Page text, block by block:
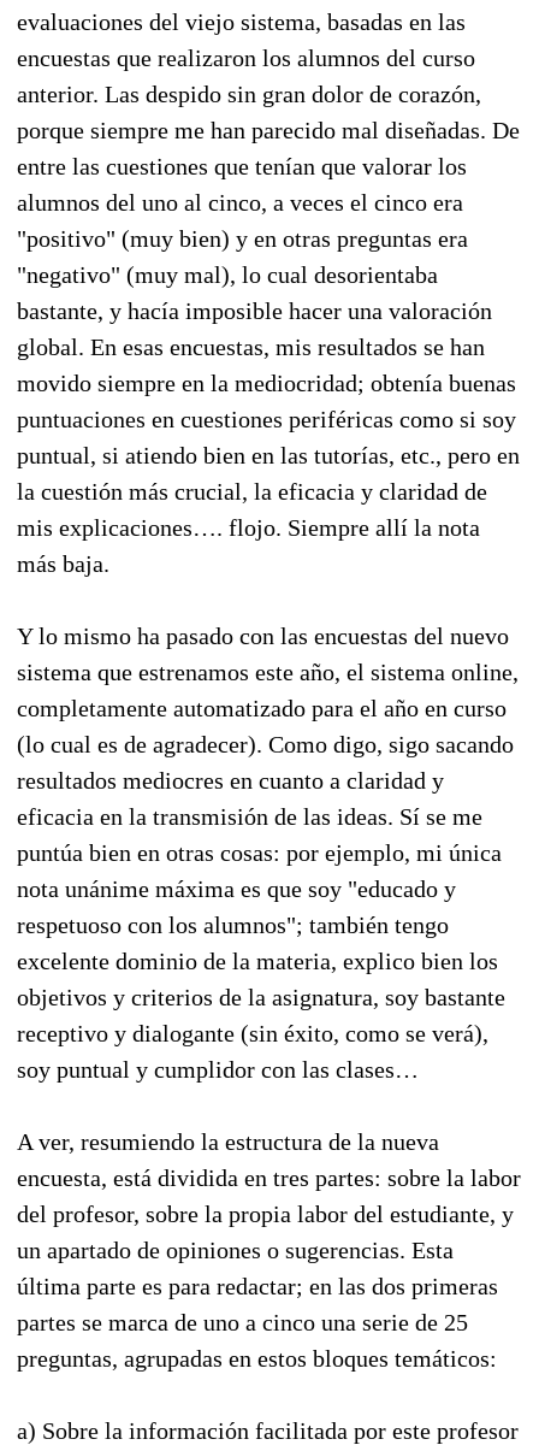
evaluaciones del viejo sistema, basadas en las
encuestas que realizaron los alumnos del curso
anterior. Las despido sin gran dolor de corazón,
porque siempre me han parecido mal diseñadas. De
entre las cuestiones que tenían que valorar los
alumnos del uno al cinco, a veces el cinco era
"positivo" (muy bien) y en otras preguntas era
"negativo" (muy mal), lo cual desorientaba
bastante, y hacía imposible hacer una valoración
global. En esas encuestas, mis resultados se han
movido siempre en la mediocridad; obtenía buenas
puntuaciones en cuestiones periféricas como si soy
puntual, si atiendo bien en las tutorías, etc., pero en
la cuestión más crucial, la eficacia y claridad de
mis explicaciones…. flojo. Siempre allí la nota
más baja.
Y lo mismo ha pasado con las encuestas del nuevo
sistema que estrenamos este año, el sistema online,
completamente automatizado para el año en curso
(lo cual es de agradecer). Como digo, sigo sacando
resultados mediocres en cuanto a claridad y
eficacia en la transmisión de las ideas. Sí se me
puntúa bien en otras cosas: por ejemplo, mi única
nota unánime máxima es que soy "educado y
respetuoso con los alumnos"; también tengo
excelente dominio de la materia, explico bien los
objetivos y criterios de la asignatura, soy bastante
receptivo y dialogante (sin éxito, como se verá),
soy puntual y cumplidor con las clases…
A ver, resumiendo la estructura de la nueva
encuesta, está dividida en tres partes: sobre la labor
del profesor, sobre la propia labor del estudiante, y
un apartado de opiniones o sugerencias. Esta
última parte es para redactar; en las dos primeras
partes se marca de uno a cinco una serie de 25
preguntas, agrupadas en estos bloques temáticos:
a) Sobre la información facilitada por este profesor